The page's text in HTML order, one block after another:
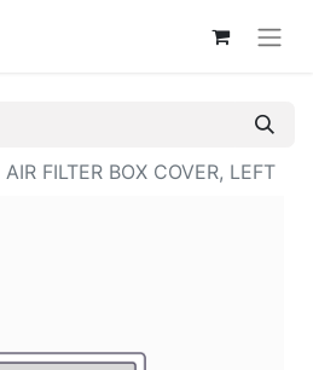
AIR FILTER BOX COVER, LEFT